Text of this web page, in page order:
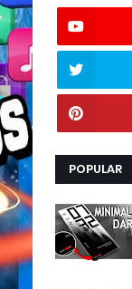
POPULAR